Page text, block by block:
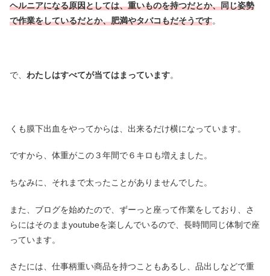
ヘルニアになる原因としては、重いものを持つだとか、同じ姿勢
で作業をしているだとか、肥満やタバコもだそうです。
で、 わたしはすべてが当てはまっています。
くも膜下出血をやってからは、出来るだけ横になっています。
ですから、体重がこの３年間で６キロも増えました。
ちなみに、それまで太ったことがありませんでした。
また、ブログを始めたので、ずーっと座って作業をしており、さ
らにはそのままyoutubeを楽しんでいるので、長時間同じ体制で座
っています。
さたには、仕事柄重い商品を持つこともあるし、品出しなどで重